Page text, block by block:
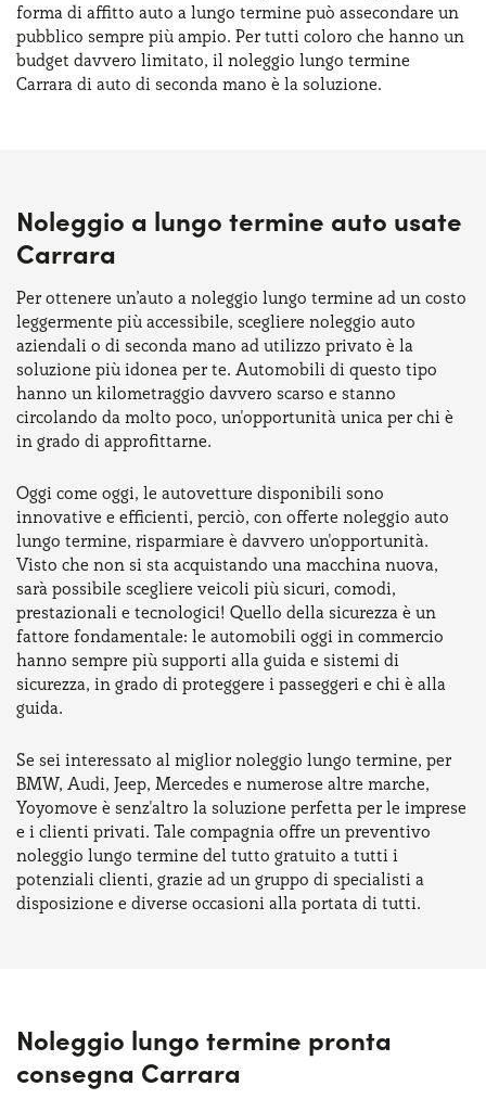
forma di affitto auto a lungo termine può assecondare un
pubblico sempre più ampio. Per tutti coloro che hanno un
budget davvero limitato, il noleggio lungo termine
Carrara di auto di seconda mano è la soluzione.
Noleggio a lungo termine auto usate
Carrara
Per ottenere un’auto a noleggio lungo termine ad un costo
leggermente più accessibile, scegliere noleggio auto
aziendali o di seconda mano ad utilizzo privato è la
soluzione più idonea per te. Automobili di questo tipo
hanno un kilometraggio davvero scarso e stanno
circolando da molto poco, un'opportunità unica per chi è
in grado di approfittarne.
Oggi come oggi, le autovetture disponibili sono
innovative e efficienti, perciò, con offerte noleggio auto
lungo termine, risparmiare è davvero un'opportunità.
Visto che non si sta acquistando una macchina nuova,
sarà possibile scegliere veicoli più sicuri, comodi,
prestazionali e tecnologici! Quello della sicurezza è un
fattore fondamentale: le automobili oggi in commercio
hanno sempre più supporti alla guida e sistemi di
sicurezza, in grado di proteggere i passeggeri e chi è alla
guida.
Se sei interessato al miglior noleggio lungo termine, per
BMW, Audi, Jeep, Mercedes e numerose altre marche,
Yoyomove è senz'altro la soluzione perfetta per le imprese
e i clienti privati. Tale compagnia offre un preventivo
noleggio lungo termine del tutto gratuito a tutti i
potenziali clienti, grazie ad un gruppo di specialisti a
disposizione e diverse occasioni alla portata di tutti.
Noleggio lungo termine pronta
consegna Carrara